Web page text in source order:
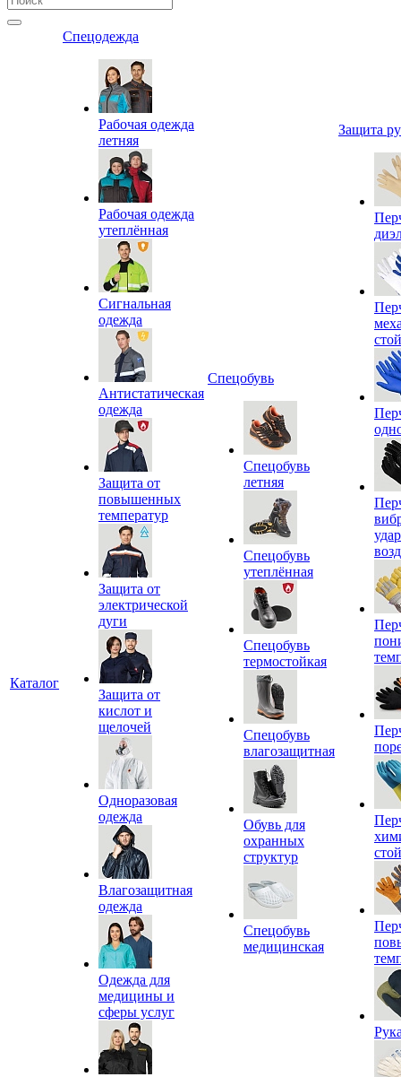
Каталог
Спецодежда
Рабочая одежда
летняя
Рабочая одежда
утеплённая
Сигнальная
одежда
Антистатическая
одежда
Защита от
повышенных
температур
Защита от
электрической
дуги
Защита от
кислот и
щелочей
Одноразовая
одежда
Влагозащитная
одежда
Одежда для
медицины и
сферы услуг
Спецобувь
Спецобувь
летняя
Спецобувь
утеплённая
Спецобувь
термостойкая
Спецобувь
влагозащитная
Обувь для
охранных
структур
Спецобувь
медицинская
Защита